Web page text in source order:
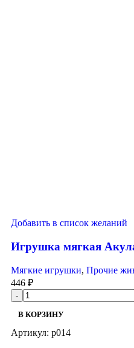
Добавить в список желаний
Игрушка мягкая
Мягкие игрушки, Прочие
446 ₽
В КОРЗИНУ
Артикул: p014